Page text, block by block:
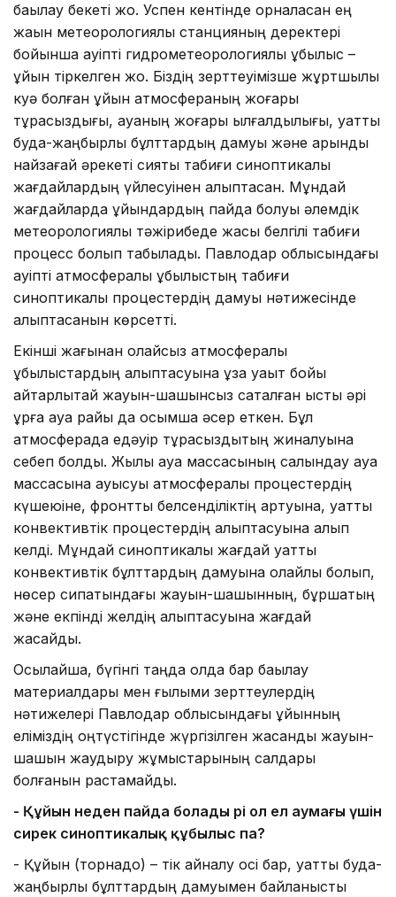
бақылау бекеті жоқ. Успен кентінде орналасқан ең
жақын метеорологиялық станцияның деректері
бойынша қауіпті гидрометеорологиялық құбылыс –
құйын тіркелген жоқ. Біздің зерттеуімізше жұртшылық
куә болған құйын атмосфераның жоғары
тұрақсыздығы, ауаның жоғары ылғалдылығы, қуатты
будақ-жаңбырлы бұлттардың дамуы және қарқынды
найзағай әрекеті сияқты табиғи синоптикалық
жағдайлардың үйлесуінен қалыптасқан. Мұндай
жағдайларда құйындардың пайда болуы әлемдік
метеорологиялық тәжірибеде жақсы белгілі табиғи
процесс болып табылады. Павлодар облысындағы
қауіпті атмосфералық құбылыстың табиғи
синоптикалық процестердің дамуы нәтижесінде
қалыптасқанын көрсетті.
Екінші жағынан қолайсыз атмосфералық
құбылыстардың қалыптасуына ұзақ уақыт бойы
айтарлықтай жауын-шашынсыз сақталған ыстық әрі
құрғақ ауа райы да қосымша әсер еткен. Бұл
атмосферада едәуір тұрақсыздықтың жиналуына
себеп болды. Жылы ауа массасының салқындау ауа
массасына ауысуы атмосфералық процестердің
күшеюіне, фронттық белсенділіктің артуына, қуатты
конвективтік процестердің қалыптасуына алып
келді. Мұндай синоптикалық жағдай қуатты
конвективтік бұлттардың дамуына қолайлы болып,
нөсер сипатындағы жауын-шашынның, бұршақтың
және екпінді желдің қалыптасуына жағдай
жасайды.
Осылайша, бүгінгі таңда қолда бар бақылау
материалдары мен ғылыми зерттеулердің
нәтижелері Павлодар облысындағы құйынның
еліміздің оңтүстігінде жүргізілген жасанды жауын-
шашын жаудыру жұмыстарының салдары
болғанын растамайды.
- Құйын неден пайда болады әрі ол ел аумағы үшін
сирек синоптикалық құбылыс па?
- Құйын (торнадо) – тік айналу осі бар, қуатты будақ-
жаңбырлы бұлттардың дамуымен байланысты